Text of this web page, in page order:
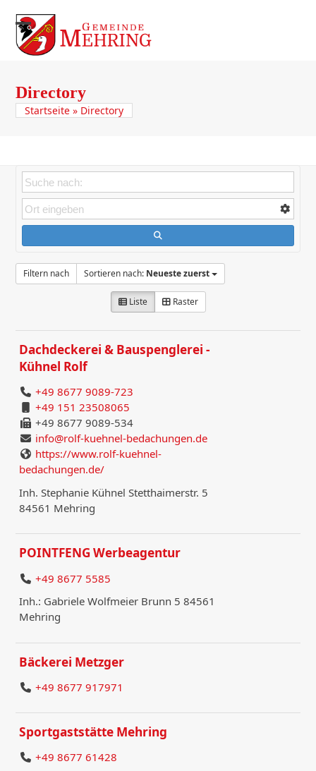
content
Open
mobile
menu
Close
mobile
menu
Directory
Startseite » Directory
Filtern nach Sortieren nach: Neueste zuerst
Liste Raster
Dachdeckerei & Bauspenglerei -
Kühnel Rolf
+49 8677 9089-723
+49 151 23508065
+49 8677 9089-534
info@rolf-kuehnel-bedachungen.de
https://www.rolf-kuehnel-
bedachungen.de/
Inh. Stephanie Kühnel Stetthaimerstr. 5
84561 Mehring
POINTFENG Werbeagentur
+49 8677 5585
Inh.: Gabriele Wolfmeier Brunn 5 84561
Mehring
Bäckerei Metzger
+49 8677 917971
Sportgaststätte Mehring
+49 8677 61428